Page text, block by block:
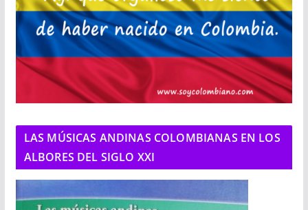
LAS MÚSICAS ANDINAS COLOMBIANAS EN LOS
ALBORES DEL SIGLO XXI